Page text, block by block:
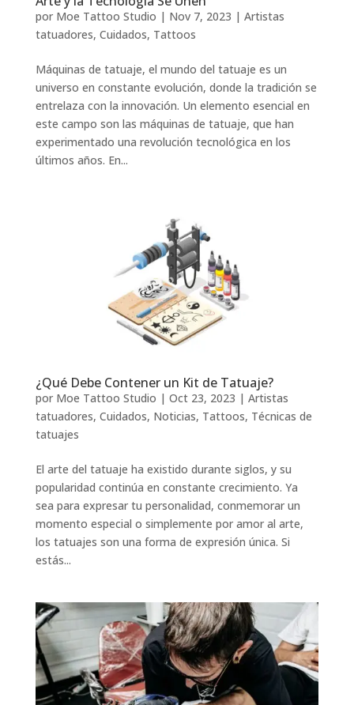
por Moe Tattoo Studio | Nov 7, 2023 | Artistas
tatuadores, Cuidados, Tattoos
Máquinas de tatuaje, el mundo del tatuaje es un
universo en constante evolución, donde la tradición se
entrelaza con la innovación. Un elemento esencial en
este campo son las máquinas de tatuaje, que han
experimentado una revolución tecnológica en los
últimos años. En...
¿Qué Debe Contener un Kit de Tatuaje?
por Moe Tattoo Studio | Oct 23, 2023 | Artistas
tatuadores, Cuidados, Noticias, Tattoos, Técnicas de
tatuajes
El arte del tatuaje ha existido durante siglos, y su
popularidad continúa en constante crecimiento. Ya
sea para expresar tu personalidad, conmemorar un
momento especial o simplemente por amor al arte,
los tatuajes son una forma de expresión única. Si
estás...